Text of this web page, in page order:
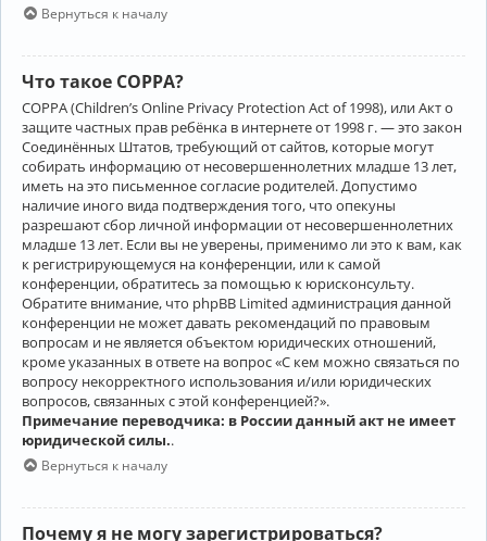
Вернуться к началу
Что такое COPPA?
COPPA (Children’s Online Privacy Protection Act of 1998), или Акт о
защите частных прав ребёнка в интернете от 1998 г. — это закон
Соединённых Штатов, требующий от сайтов, которые могут
собирать информацию от несовершеннолетних младше 13 лет,
иметь на это письменное согласие родителей. Допустимо
наличие иного вида подтверждения того, что опекуны
разрешают сбор личной информации от несовершеннолетних
младше 13 лет. Если вы не уверены, применимо ли это к вам, как
к регистрирующемуся на конференции, или к самой
конференции, обратитесь за помощью к юрисконсульту.
Обратите внимание, что phpBB Limited администрация данной
конференции не может давать рекомендаций по правовым
вопросам и не является объектом юридических отношений,
кроме указанных в ответе на вопрос «С кем можно связаться по
вопросу некорректного использования и/или юридических
вопросов, связанных с этой конференцией?».
Примечание переводчика: в России данный акт не имеет
юридической силы..
Вернуться к началу
Почему я не могу зарегистрироваться?